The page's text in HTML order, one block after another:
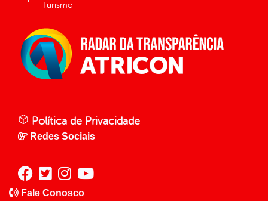
Turismo
Política de Privacidade
Redes Sociais
Fale Conosco